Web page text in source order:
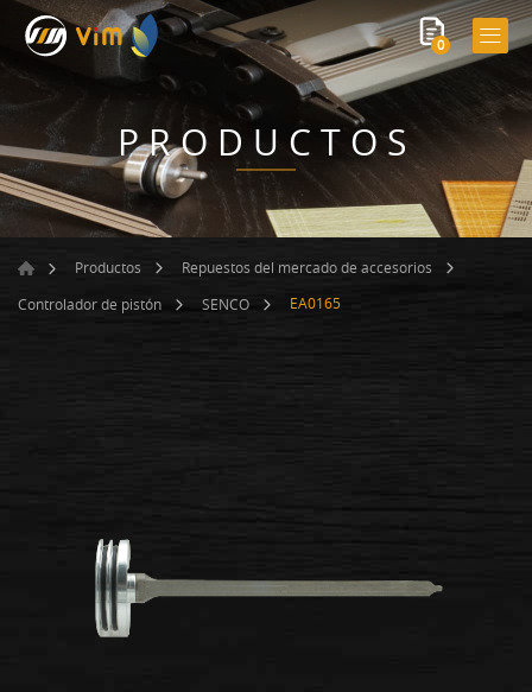
0
PRODUCTOS
Productos
Repuestos del mercado de accesorios
Controlador de pistón
SENCO EA0165